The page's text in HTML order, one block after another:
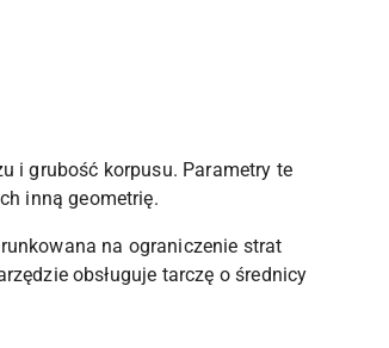
i grubość korpusu. Parametry te
inną geometrię.
na ograniczenie strat
obsługuje tarczę o średnicy